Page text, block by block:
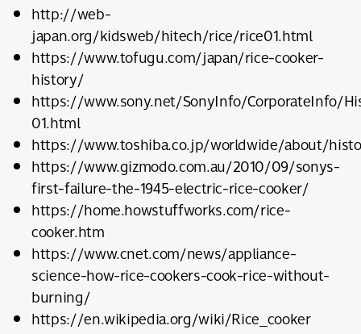
http://web-
japan.org/kidsweb/hitech/rice/rice01.html
https://www.tofugu.com/japan/rice-cooker-
history/
https://www.sony.net/SonyInfo/CorporateInfo/
01.html
https://www.toshiba.co.jp/worldwide/about/
https://www.gizmodo.com.au/2010/09/sonys-
first-failure-the-1945-electric-rice-cooker/
https://home.howstuffworks.com/rice-
cooker.htm
https://www.cnet.com/news/appliance-
science-how-rice-cookers-cook-rice-without-
burning/
https://en.wikipedia.org/wiki/Rice_cooker